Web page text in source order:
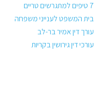
7 טיפים למתגרשים טריים
בית המשפט לענייני משפחה
עורך דין אמיר בר-לב
עורכי דין גירושין בקריות